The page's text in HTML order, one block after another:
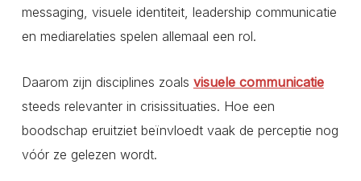
messaging, visuele identiteit, leadership communicatie
en mediarelaties spelen allemaal een rol.
Daarom zijn disciplines zoals visuele communicatie
steeds relevanter in crisissituaties. Hoe een
boodschap eruitziet beïnvloedt vaak de perceptie nog
vóór ze gelezen wordt.